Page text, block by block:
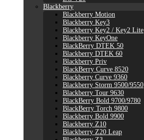
Blackberry
Blackberry Motion
Blackberry Key3
Blackberry Key2 / Key2 Lite
Blackberry KeyOne
BlackBerry DTEK 50
Blackberry DTEK 60
Blackberry Priv
BlackBerry Curve 8520
Blackberry Curve 9360
Blackberry Storm 9500/9550
Blackberry Tour 9630
BlackBerry Bold 9700/9780
BlackBerry Torch 9800
Blackberry Bold 9900
Blackberry Z10
Blackberry Z20 Leap